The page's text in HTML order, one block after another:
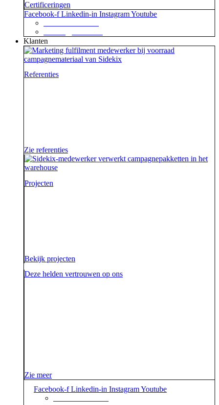
Certificeringen
Facebook-f Linkedin-in InstagramYoutube
Klanten
Referenties
Zie referenties
Projecten
Bekijk projecten
Deze helden vertrouwen op ons
Zie meer
Facebook-f Linkedin-in InstagramYoutube